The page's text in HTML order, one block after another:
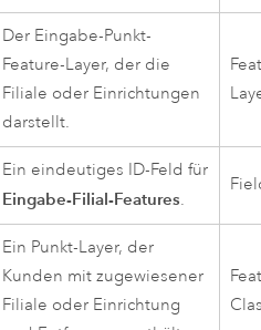
Der Eingabe-Punkt-
Feature-Layer, der die
Filiale oder Einrichtungen
darstellt.
Ein eindeutiges ID-Feld für
Eingabe-Filial-Features.
Ein Punkt-Layer, der
Kunden mit zugewiesener
Filiale oder Einrichtung